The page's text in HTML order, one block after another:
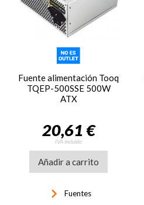
Fuente alimentación Tooq
TQEP-500SSE 500W
ATX
20,61 €
IVA incluido
Añadir a carrito
keyboard_arrow_right Fuentes